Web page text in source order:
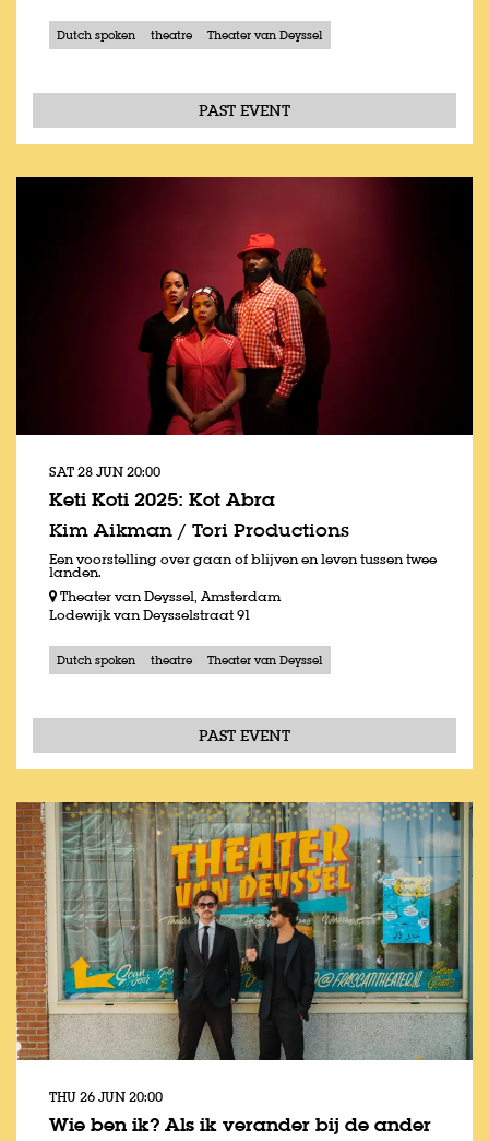
Dutch spoken theatre Theater van Deyssel
PAST EVENT
Keti Koti 2025: Kot Abra
Kim Aikman / Tori Productions
SAT 28 JUN20:00
Een voorstelling over gaan of blijven en leven tussen twee
landen.
Theater van Deyssel, Amsterdam
Lodewijk van Deysselstraat 91
Dutch spoken theatre Theater van Deyssel
PAST EVENT
Wie ben ik? Als ik verander bij de ander
THU 26 JUN20:00